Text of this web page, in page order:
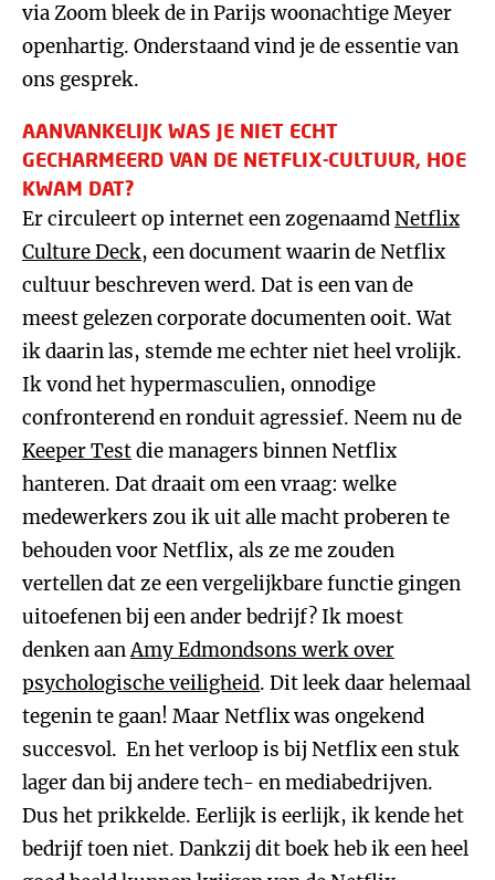
via Zoom bleek de in Parijs woonachtige Meyer
openhartig. Onderstaand vind je de essentie van
ons gesprek.
AANVANKELIJK WAS JE NIET ECHT
GECHARMEERD VAN DE NETFLIX-CULTUUR, HOE
KWAM DAT?
Er circuleert op internet een zogenaamdNetflix
Culture Deck, een document waarin de Netflix
cultuur beschreven werd. Dat is een van de
meest gelezen corporate documenten ooit. Wat
ik daarin las, stemde me echter niet heel vrolijk.
Ik vond het hypermasculien, onnodige
confronterend en ronduit agressief. Neem nu de
Keeper Testdie managers binnen Netflix
hanteren. Dat draait om een vraag: welke
medewerkers zou ik uit alle macht proberen te
behouden voor Netflix, als ze me zouden
vertellen dat ze een vergelijkbare functie gingen
uitoefenen bij een ander bedrijf? Ik moest
denken aanAmy Edmondsons werk over
psychologische veiligheid. Dit leek daar helemaal
tegenin te gaan! Maar Netflix was ongekend
succesvol. En het verloop is bij Netflix een stuk
lager dan bij andere tech- en mediabedrijven.
Dus het prikkelde. Eerlijk is eerlijk, ik kende het
bedrijf toen niet. Dankzij dit boek heb ik een heel